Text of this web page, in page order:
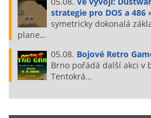
strategie pro DOS a 486
symetricky dokonalá
plane…
05.08. Bojové Retro
Brno pořádá další akci v
Tentokrá…